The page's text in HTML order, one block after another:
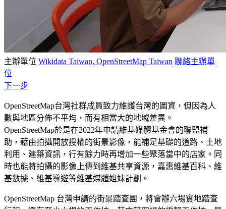
主辦單位 Wikidata Taiwan, OpenStreetMap Taiwan 聯絡主辦單
位
下一步
OpenStreetMap台灣社群成員致力維護台灣的圖資，但因為人
數與地區分佈不平均，而有相當大的地域差異。
OpenStreetMap於是在2022年申請維基媒體基金會的聯盟補
助，藉由拍攝開放授權的街景影像，能補足基礎的道路、土地
利用、建築資訊，行有餘力時再增加一些聚落當中的店家。同
時也能將拍攝的影像上傳到維基共享資源，嘉惠維基百科、維
基數據、維基導遊等維基媒體姐妹計劃。
OpenStreetMap 台灣申請的街景踏查團，將會辦六場實地踏查